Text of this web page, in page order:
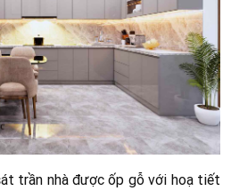
trần nhà được ốp gỗ với hoạ tiết